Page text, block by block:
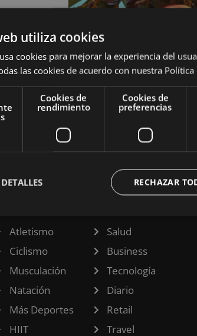
ya que
o cuál es
que se
incluir en
son muy
Atletismo
Ciclismo
Musculación
Natación
Más Deportes
HIIT
Salud
Business
Tecnología
Diario
Retail
Travel
utiliza cookies
cookies para mejorar la experiencia del
las cookies de acuerdo con nuestra Política
Cookies de
rendimiento
Cookies de
preferencias
RECHAZAR